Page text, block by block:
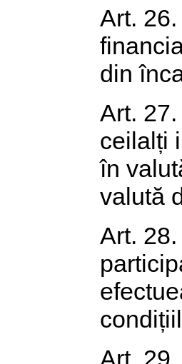
Art.
din
Art.
ceilalți
în
valută
Art.
Art.